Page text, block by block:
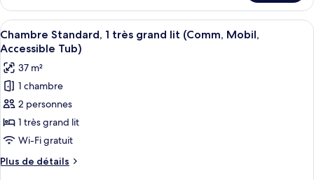
2
grands
lits
le
type
de
chambre
Standard,
2
grands
lits
Afficher
toutes
les
photos
pour
ce
type
de
chambre :
Chambre
Coffres-forts dans les chambres,
7
Chambre Standard, 1 très grand lit (Comm, Mobil,
Accessible Tub)
37 m²
1 chambre
2 personnes
1 très grand lit
Wi-Fi gratuit
Plus de détails
Plus